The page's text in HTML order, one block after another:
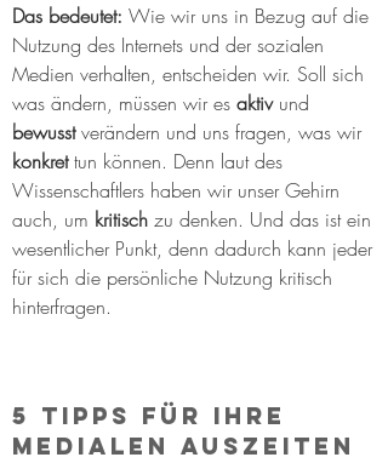
Das bedeutet: Wie wir uns in Bezug auf die
Nutzung des Internets und der sozialen
Medien verhalten, entscheiden wir. Soll sich
was ändern, müssen wir es aktiv und
bewusst verändern und uns fragen, was wir
konkret tun können. Denn laut des
Wissenschaftlers haben wir unser Gehirn
auch, um kritisch zu denken. Und das ist ein
wesentlicher Punkt, denn dadurch kann jeder
für sich die persönliche Nutzung kritisch
hinterfragen.
5 Tipps für Ihre
Medialen Auszeiten